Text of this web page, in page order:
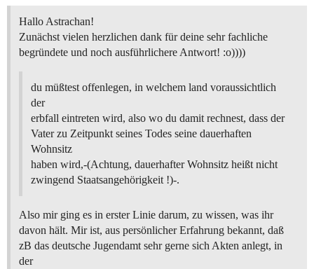
Hallo Astrachan!
Zunächst vielen herzlichen dank für deine sehr fachliche
begründete und noch ausführlichere Antwort! :o))))
du müßtest offenlegen, in welchem land voraussichtlich
der
erbfall eintreten wird, also wo du damit rechnest, dass der
Vater zu Zeitpunkt seines Todes seine dauerhaften
Wohnsitz
haben wird,-(Achtung, dauerhafter Wohnsitz heißt nicht
zwingend Staatsangehörigkeit !)-.
Also mir ging es in erster Linie darum, zu wissen, was ihr
davon hält. Mir ist, aus persönlicher Erfahrung bekannt, daß
zB das deutsche Jugendamt sehr gerne sich Akten anlegt, in
der